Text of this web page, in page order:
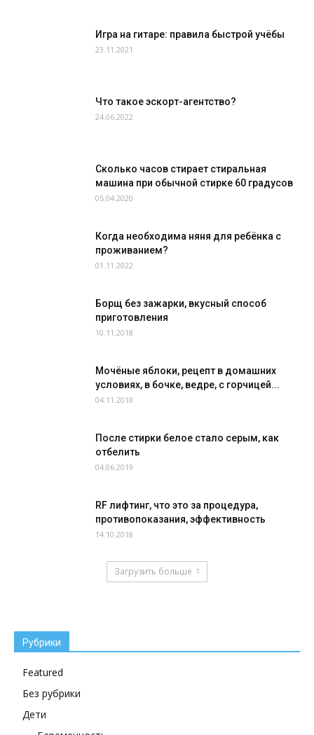
Игра на гитаре: правила быстрой учёбы
23.11.2021
Что такое эскорт-агентство?
24.06.2022
Сколько часов стирает стиральная
машина при обычной стирке 60 градусов
05.04.2020
Когда необходима няня для ребёнка с
проживанием?
01.11.2022
Борщ без зажарки, вкусный способ
приготовления
10.11.2018
Мочёные яблоки, рецепт в домашних
условиях, в бочке, ведре, с горчицей...
04.11.2018
После стирки белое стало серым, как
отбелить
04.06.2019
RF лифтинг, что это за процедура,
противопоказания, эффективность
14.10.2018
Загрузить больше
Рубрики
Featured
Без рубрики
Дети